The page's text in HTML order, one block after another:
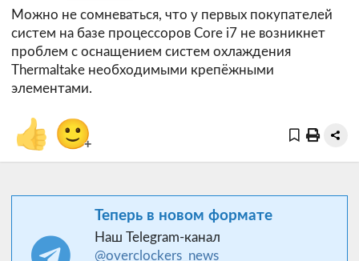
Можно не сомневаться, что у первых покупателей
систем на базе процессоров Core i7 не возникнет
проблем с оснащением систем охлаждения
Thermaltake необходимыми крепёжными
элементами.
👍 🙂+
Теперь в новом формате
Наш Telegram-канал
@overclockers_news